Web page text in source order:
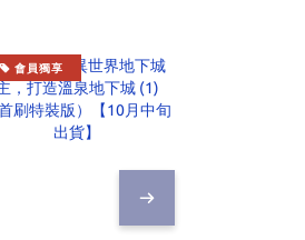
會員獨享